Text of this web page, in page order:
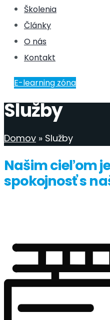
Školenia
Články
O nás
Kontakt
E-learning zóna
Služby
Domov » Služby
Našim cieľom
spokojnosť s